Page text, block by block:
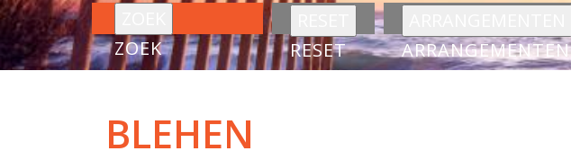
ZOEK RESET ARRANGEMENTEN
BLEHEN